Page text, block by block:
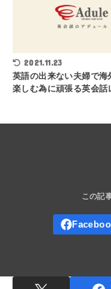
2021.11.23
英語の出来ない夫婦で海
楽しむ為に頑張る英会話